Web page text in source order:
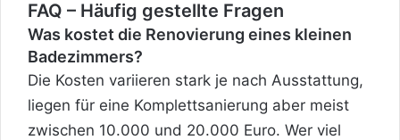
FAQ – Häufig gestellte Fragen
Was kostet die Renovierung eines kleinen
Badezimmers?
Die Kosten variieren stark je nach Ausstattung,
liegen für eine Komplettsanierung aber meist
zwischen 10.000 und 20.000 Euro. Wer viel